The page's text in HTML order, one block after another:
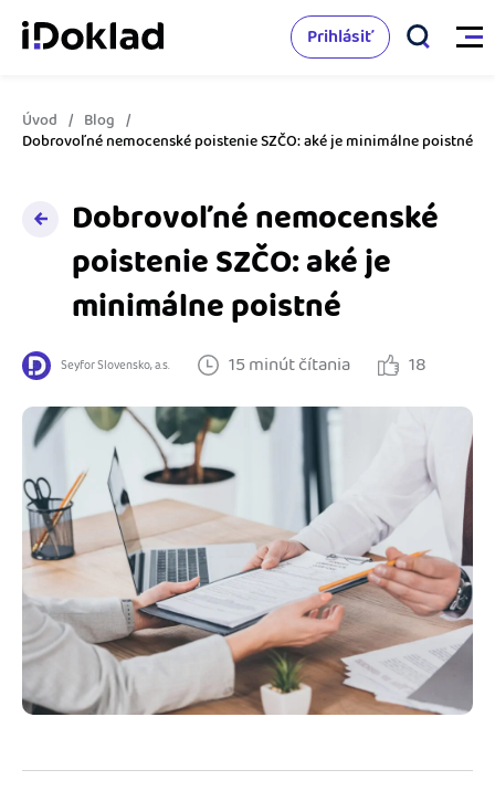
Vlastnosti
Správa kontaktov
Sledovanie cashflow
Spolupráca s účtovníkom
Prepojenie na ďalšie systémy
Spriatelení účtovníci
Katalóg doplnkov
Cenník
Ako sa vyznať vo fakturácii
Blog
Podnikateľský servis
Spýtajte sa nás
Prihlásiť
Úvod
Blog
Dobrovoľné nemocenské poistenie SZČO: aké je minimálne poistné
Dobrovoľné nemocenské
poistenie SZČO: aké je
minimálne poistné
Seyfor Slovensko, a.s. 15 minút čítania 18